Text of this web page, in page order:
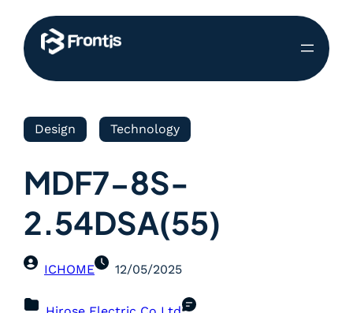
Design Technology
MDF7-8S-
2.54DSA(55)
ICHOME 12/05/2025